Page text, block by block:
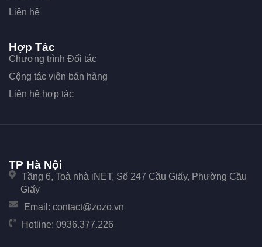
Liên hệ
Hợp Tác
Chương trình Đối tác
Cộng tác viên bán hàng
Liên hệ hợp tác
TP Hà Nội
Tầng 6, Toà nhà iNET, Số 247 Cầu Giấy, Phường Cầu
Giấy
Email: contact@zozo.vn
Hotline: 0936.377.226